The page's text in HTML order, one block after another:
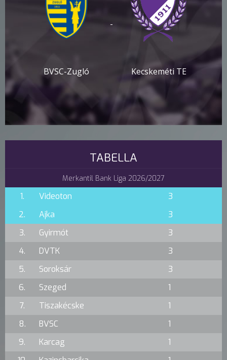
BVSC-Zugló
-
Kecskeméti TE
TABELLA
Merkantil Bank Liga 2026/2027
1. Videoton
3
2.
Ajka
3
3.
Gyirmót
3
4.
DVTK
3
5.
Soroksár
3
6.
Szeged
1
7.
Tiszakécske
1
8.
BVSC
1
9.
Karcag
1